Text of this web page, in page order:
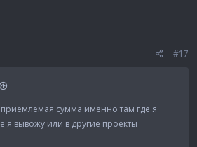
#17
приемлемая сумма именно там где я
я вывожу или в другие проекты